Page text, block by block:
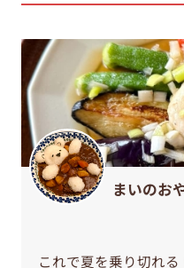
まいのお
これで夏を乗り切れ